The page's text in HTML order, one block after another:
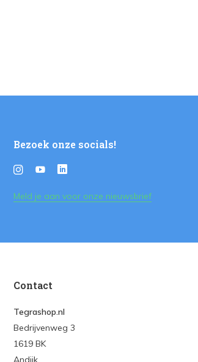
Bezoek onze socials!
Meld je aan voor onze nieuwsbrief
Contact
Tegrashop.nl
Bedrijvenweg 3
1619 BK
Andijk